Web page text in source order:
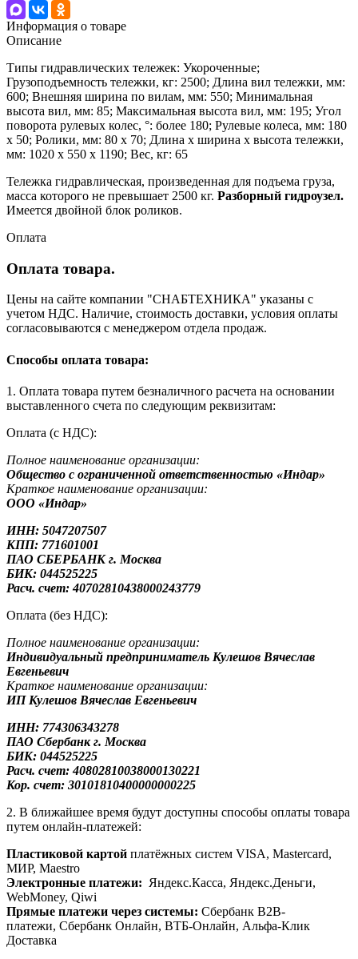
Информация о товаре
Описание
Типы гидравлических тележек: Укороченные;
Грузоподъемность тележки, кг: 2500; Длина вил тележки, мм:
600; Внешняя ширина по вилам, мм: 550; Минимальная
высота вил, мм: 85; Максимальная высота вил, мм: 195; Угол
поворота рулевых колес, °: более 180; Рулевые колеса, мм: 180
х 50; Ролики, мм: 80 х 70; Длина х ширина х высота тележки,
мм: 1020 х 550 х 1190; Вес, кг: 65
Тележка гидравлическая, произведенная для подъема груза,
масса которого не превышает 2500 кг. Разборный гидроузел.
Имеется двойной блок роликов.
Оплата
Оплата товара.
Цены на сайте компании "СНАБТЕХНИКА" указаны с
учетом НДС. Наличие, стоимость доставки, условия оплаты
согласовываются с менеджером отдела продаж.
Способы оплата товара:
1. Оплата товара путем безналичного расчета на основании
выставленного счета по следующим реквизитам:
Оплата (с НДС):
Полное наименование организации:
Общество с ограниченной ответственностью «Индар»
Краткое наименование организации:
ООО «Индар»
ИНН: 5047207507
КПП: 771601001
ПАО СБЕРБАНК г. Москва
БИК: 044525225
Расч. счет: 40702810438000243779
Оплата (без НДС):
Полное наименование организации:
Индивидуальный предприниматель Кулешов Вячеслав
Евгеньевич
Краткое наименование организации:
ИП Кулешов Вячеслав Евгеньевич
ИНН: 774306343278
ПАО Сбербанкг. Москва
БИК: 044525225
Расч. счет: 40802810038000130221
Кор. счет: 30101810400000000225
2. В ближайшее время будут доступны способы оплаты товара
путем онлайн-платежей:
Пластиковой картой платёжных систем VISA, Mastercard,
МИР, Maestrо
Электронные платежи: Яндекс.Касса, Яндекс.Деньги,
WebMoney, Qiwi
Прямые платежи через системы: Сбербанк B2B-
платежи, Сбербанк Онлайн, ВТБ-Онлайн, Альфа-Клик
Доставка